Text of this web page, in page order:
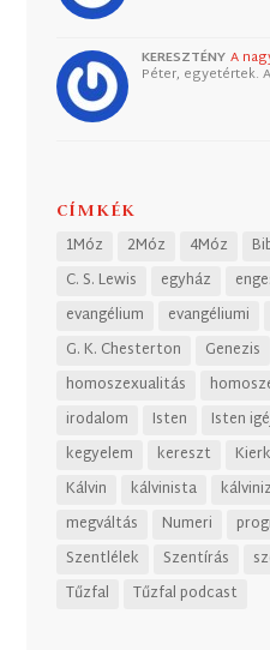
KERESZTÉNY A
Péter, egyetértek.
CÍMKÉK
1Móz 2Móz 4Móz
C. S. Lewis
egyház
evangélium
evangéliumi
G. K. Chesterton
Genezis
homoszexualitás
irodalom
Isten Isten
kegyelem
kereszt
Kálvin
kálvinista
megváltás
Numeri
Szentlélek
Szentírás
Tűzfal
Tűzfal podcast